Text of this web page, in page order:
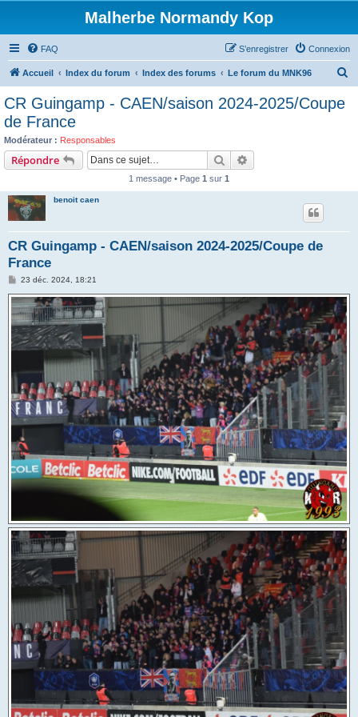
Malherbe Normandy Kop
FAQ Connexion
S’enregistrer
Accueil Index du forum Index des forums Le forum du MNK96
CR Guingamp - CAEN/saison 2024-2025/Coupe
de France
Modérateur : Responsables
Répondre Rechercher
1 message • Page 1 sur 1
benoit caen
CR Guingamp - CAEN/saison 2024-2025/Coupe de
France
M
s
s
a
g
e
23 déc. 2024, 18:21